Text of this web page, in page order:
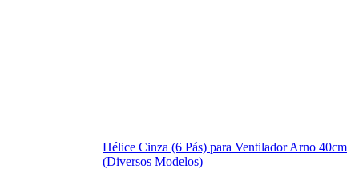
Hélice Cinza (6 Pás) para Ventilador Arno 40cm
(Diversos Modelos)